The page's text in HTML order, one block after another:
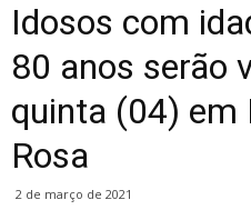
Idosos com
80 anos serão
quinta (04) em
Rosa
2 de março de 2021